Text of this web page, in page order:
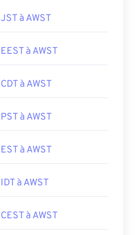
JST à AWST
EEST à AWST
CDT à AWST
PST à AWST
EST à AWST
IDT à AWST
CEST à AWST